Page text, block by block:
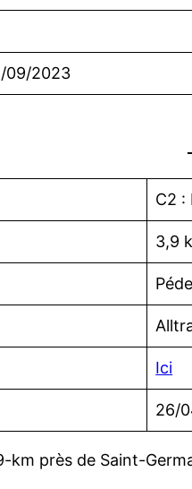
09/2023
C2 :
3,9
Ici
26/
près de Saint-